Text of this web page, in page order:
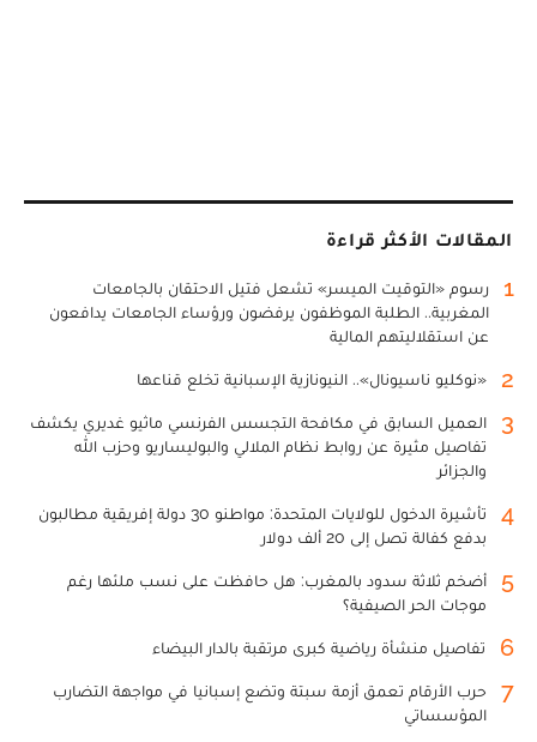
المقالات الأكثر قراءة
1
رسوم «التوقيت الميسر» تشعل فتيل الاحتقان بالجامعات
المغربية.. الطلبة الموظفون يرفضون ورؤساء الجامعات يدافعون
عن استقلاليتهم المالية
2 «نوكليو ناسيونال».. النيونازية الإسبانية تخلع قناعها
3
العميل السابق في مكافحة التجسس الفرنسي ماثيو غديري يكشف
تفاصيل مثيرة عن روابط نظام الملالي والبوليساريو وحزب الله
والجزائر
4
تأشيرة الدخول للولايات المتحدة: مواطنو 30 دولة إفريقية مطالبون
بدفع كفالة تصل إلى 20 ألف دولار
5
أضخم ثلاثة سدود بالمغرب: هل حافظت على نسب ملئها رغم
موجات الحر الصيفية؟
6 تفاصيل منشأة رياضية كبرى مرتقبة بالدار البيضاء
7
حرب الأرقام تعمق أزمة سبتة وتضع إسبانيا في مواجهة التضارب
المؤسساتي